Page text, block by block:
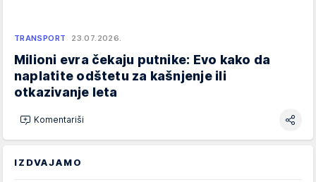
TRANSPORT 23.07.2026.
Milioni evra čekaju putnike: Evo kako da
naplatite odštetu za kašnjenje ili
otkazivanje leta
Komentariši
IZDVAJAMO